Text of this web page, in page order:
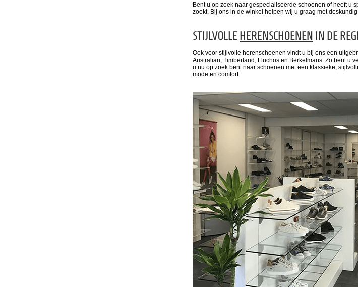
Bent u op zoek naar gespecialiseerde schoenen of heeft u
zoekt. Bij ons in de winkel helpen wij u graag met
STIJLVOLLEHERENSCHOENEN IN DE
Ook voor stijlvolle herenschoenen vindt u bij ons een
Australian, Timberland, Fluchos en Berkelmans. Zo bent u
u nu op zoek bent naar schoenen met een klassieke,
mode en comfort.